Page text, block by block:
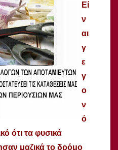
Εί
ν
αι
γ
ε
γ
ο
ν
ό
ότι τα φυσικά
μαζικά το δρόμο